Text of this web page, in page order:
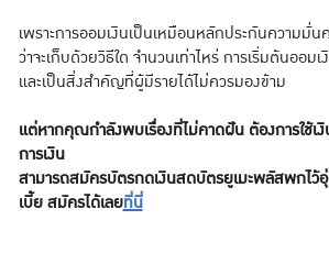
เพราะการออมเงินเป็นเหมือนหลักประกันความมั่น
ว่าจะเก็บด้วยวิธีใด จำนวนเท่าไหร่ การเริ่มต้นออม
และเป็นสิ่งสำคัญที่ผู้มีรายได้ไม่ควรมองข้าม
แต่หากคุณกำลังพบเรื่องที่ไม่คาดฝัน ต้องการใช้เ
การเงิน
สามารถสมัครบัตรกดเงินสดบัตรยูเมะพลัสพกไว้อุ่
เบี้ย สมัครได้เลยที่นี่